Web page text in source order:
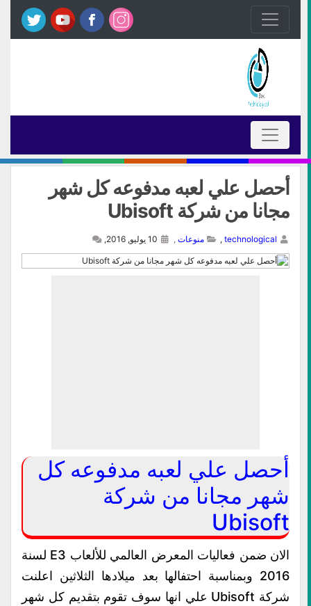
أحصل علي لعبه مدفوعه كل شهر
مجانا من شركة Ubisoft
technological
, منوعات ,
أحصل علي لعبه مدفوعه كل
شهر مجانا من شركة
Ubisoft
الان ضمن فعاليات المعرض العالمي للألعاب E3 لسنة
2016 وبمناسبة احتفالها بعد ميلادها الثلاثين اعلنت
شركة Ubisoft علي انها سوف تقوم بتقديم كل شهر